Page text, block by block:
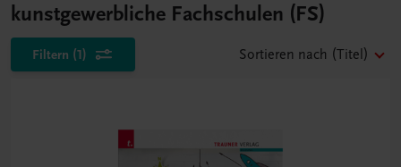
kunstgewerbliche Fachschulen (FS)
Filtern (1) Sortieren nach (Titel)